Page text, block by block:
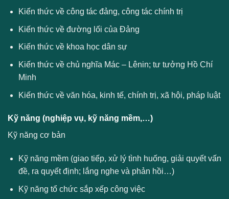
Kiến thức về công tác đảng, công tác chính trị
Kiến thức về đường lối của Đảng
Kiến thức về khoa học dân sự
Kiến thức về chủ nghĩa Mác – Lênin; tư tưởng Hồ Chí
Minh
Kiến thức về văn hóa, kinh tế, chính trị, xã hội, pháp luật
Kỹ năng (nghiệp vụ, kỹ năng mềm,…)
Kỹ năng cơ bản
Kỹ năng mềm (giao tiếp, xử lý tình huống, giải quyết vấn
đề, ra quyết định; lắng nghe và phản hồi…)
Kỹ năng tổ chức sắp xếp công việc